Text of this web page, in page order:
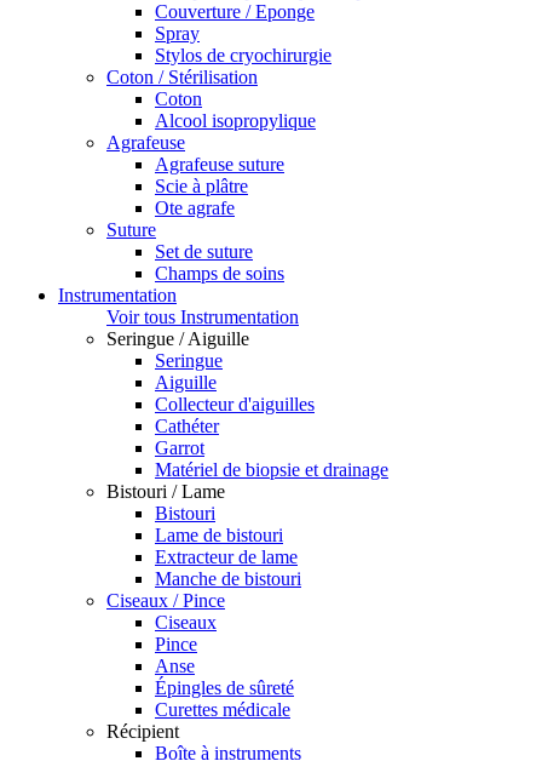
Couverture / Eponge
Spray
Stylos de cryochirurgie
Coton / Stérilisation
Coton
Alcool isopropylique
Agrafeuse
Agrafeuse suture
Scie à plâtre
Ote agrafe
Suture
Set de suture
Champs de soins
Instrumentation
Voir tous Instrumentation
Seringue / Aiguille
Seringue
Aiguille
Collecteur d'aiguilles
Cathéter
Garrot
Matériel de biopsie et drainage
Bistouri / Lame
Bistouri
Lame de bistouri
Extracteur de lame
Manche de bistouri
Ciseaux / Pince
Ciseaux
Pince
Anse
Épingles de sûreté
Curettes médicale
Récipient
Boîte à instruments